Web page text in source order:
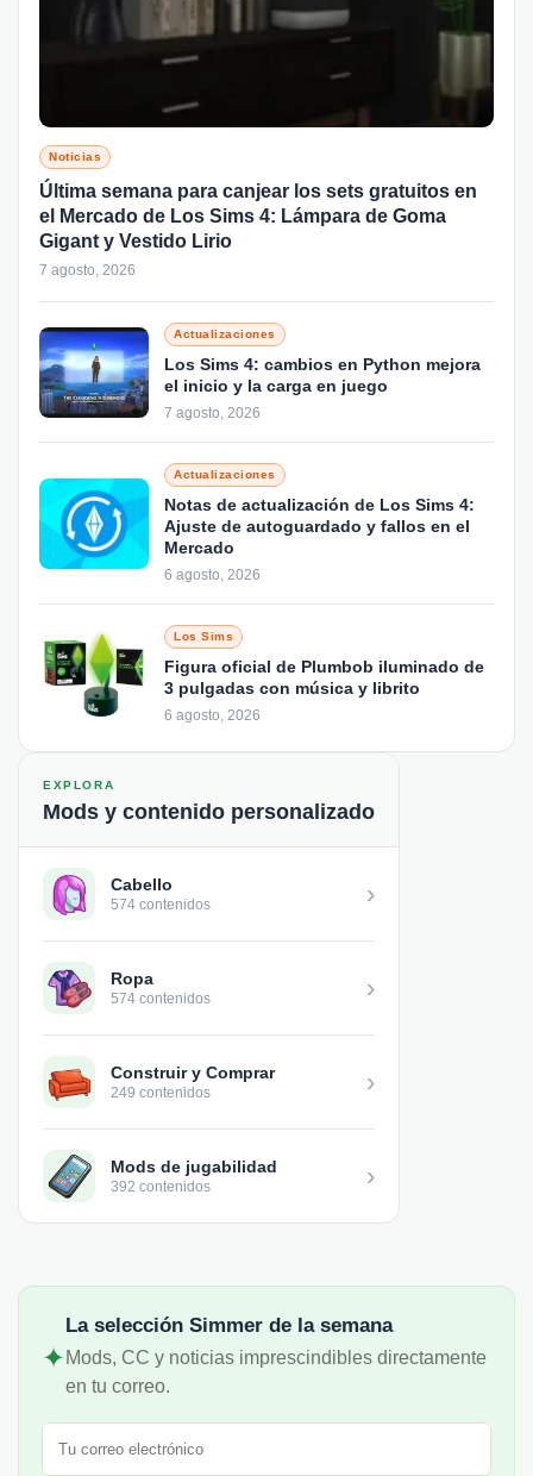
Noticias
Última semana para canjear los sets gratuitos en
el Mercado de Los Sims 4: Lámpara de Goma
Gigant y Vestido Lirio
7 agosto, 2026
Actualizaciones
Los Sims 4: cambios en Python mejora
el inicio y la carga en juego
7 agosto, 2026
Actualizaciones
Notas de actualización de Los Sims 4:
Ajuste de autoguardado y fallos en el
Mercado
6 agosto, 2026
Los Sims
Figura oficial de Plumbob iluminado de
3 pulgadas con música y librito
6 agosto, 2026
EXPLORA
Mods y contenido personalizado
Cabello
574 contenidos ›
Ropa
574 contenidos ›
Construir y Comprar
249 contenidos ›
Mods de jugabilidad
392 contenidos ›
✦
La selección Simmer de la semana
Mods, CC y noticias imprescindibles directamente
en tu correo.
Correo electrónico